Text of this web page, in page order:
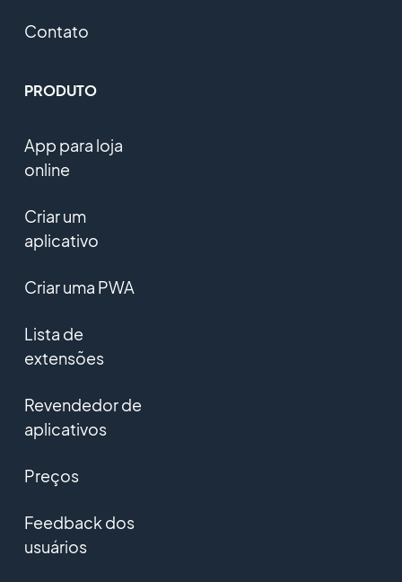
Contato
PRODUTO
App para loja
online
Criar um
aplicativo
Criar uma PWA
Lista de
extensões
Revendedor de
aplicativos
Preços
Feedback dos
usuários